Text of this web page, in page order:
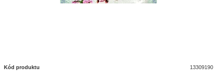
Kód produktu
13309190